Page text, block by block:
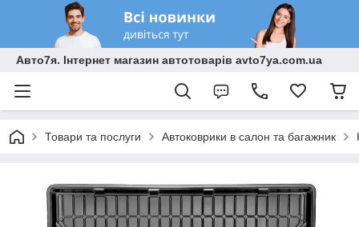
Авто7я. Інтернет магазин автотоварів avto7ya.com.ua
Товари та послуги Автоковрики в салон та багажник